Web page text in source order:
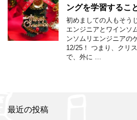
ングを学習するこ
初めましての人もそう
エンジニアとワインソ
ンソムリエンジニア
12/25！ つまり、クリ
で、外に …
最近の投稿